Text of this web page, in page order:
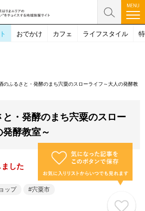
おでかけ カフェ ライフスタイル
のふるさと・発酵のまち宍粟のスローライフ～大人の発酵教
と・発酵のまち宍粟のスロー
酵教室～
した
ップ 宍粟市